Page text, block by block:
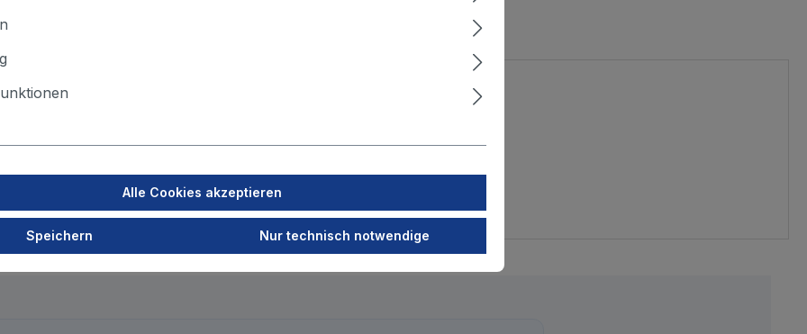
-85° bis +310°C
Alle Cookies akzeptieren
Speichern Nur technisch notwendige